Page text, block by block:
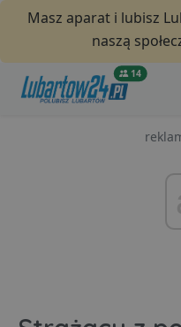
Masz aparat i lubisz
naszą
14